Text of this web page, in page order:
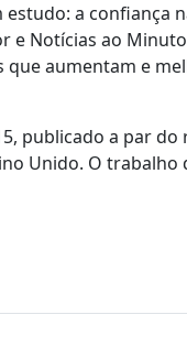
a confiança
e Notícias ao
que aumentam e
publicado a par
Unido. O trabalho